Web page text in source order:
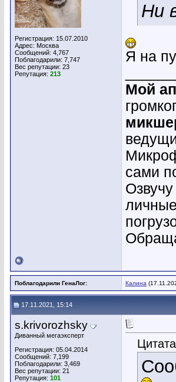
Регистрация: 15.07.2010
Адрес: Москва
Сообщений: 4,767
Поблагодарили: 7,747
Вес репутации: 23
Репутация: 213
Ни
Я на
Мой
сами
Поблагодарили ГенаЛог: Калина
17.11.2021, 15:14
s.krivorozhsky
Диванный мегаэксперт
Регистрация: 05.04.2014
Сообщений: 7,199
Поблагодарили: 3,469
Вес репутации: 21
Репутация: 101